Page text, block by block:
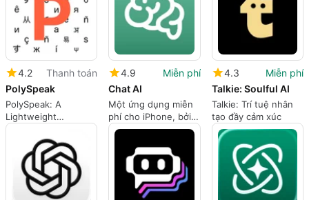
4.2
Thanh toán
PolySpeak
PolySpeak: A
Lightweight
Translation Keyboard
for iPhone
4.9
Miễn phí
Chat AI ㅤ
Một ứng dụng miễn
phí cho iPhone, bởi
Rocket Apps GmbH.
4.3
Miễn phí
Talkie: Soulful AI
Talkie: Trí tuệ nhân
tạo đầy cảm xúc